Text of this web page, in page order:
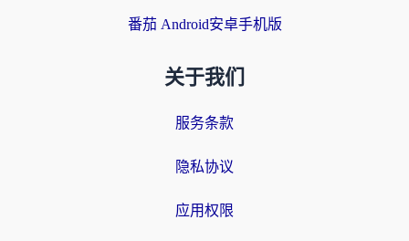
番茄 Android安卓手机版
关于我们
服务条款
隐私协议
应用权限